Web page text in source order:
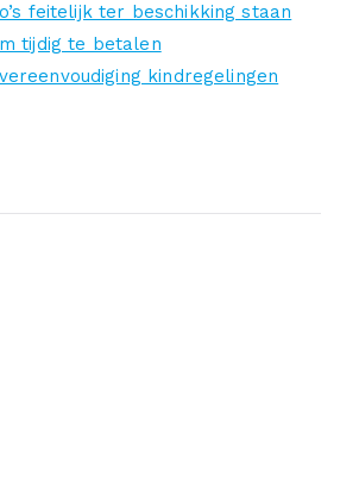
feitelijk ter beschikking staan
tijdig te betalen
kindregelingen